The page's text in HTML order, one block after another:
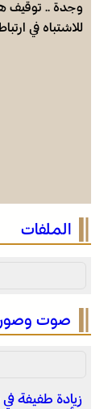
وجدة .. توقيف
للاشتباه في
الرباط في صيف
الفندقي
الملفات
صوت
زيادة طفيفة